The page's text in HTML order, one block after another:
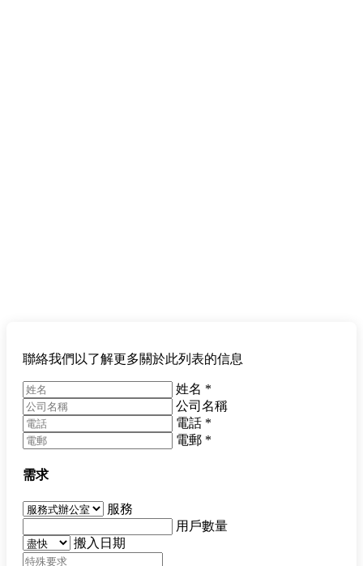
聯絡我們以了解更多關於此列表的信息
姓名 *
公司名稱
電話 *
電郵 *
需求
服務
用戶數量
搬入日期